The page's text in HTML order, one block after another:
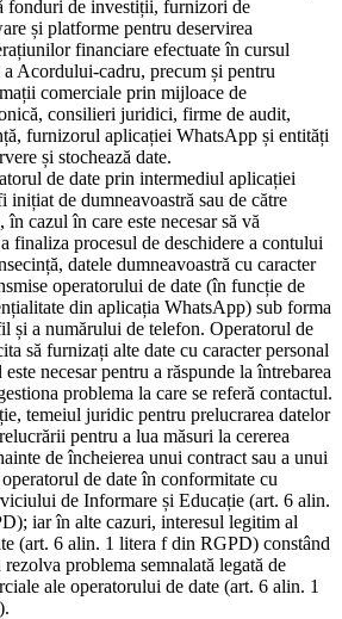
fonduri de investiții, furnizori de
și platforme pentru deservirea
financiare efectuate în cursul
Acordului-cadru, precum și pentru
comerciale prin mijloace de
consilieri juridici, firme de audit,
furnizorul aplicației WhatsApp și entități
și stochează date.
de date prin intermediul aplicației
inițiat de dumneavoastră sau de către
în cazul în care este necesar să vă
finaliza procesul de deschidere a contului
datele dumneavoastră cu caracter
operatorului de date (în funcție de
din aplicația WhatsApp) sub forma
și a numărului de telefon. Operatorul de
să furnizați alte date cu caracter personal
necesar pentru a răspunde la întrebarea
problema la care se referă contactul.
temeiul juridic pentru prelucrarea datelor
pentru a lua măsuri la cererea
de încheierea unui contract sau a unui
de date în conformitate cu
de Informare și Educație (art. 6 alin.
iar în alte cazuri, interesul legitim al
(art. 6 alin. 1 litera f din RGPD) constând
rezolva problema semnalată legată de
ale operatorului de date (art. 6 alin. 1